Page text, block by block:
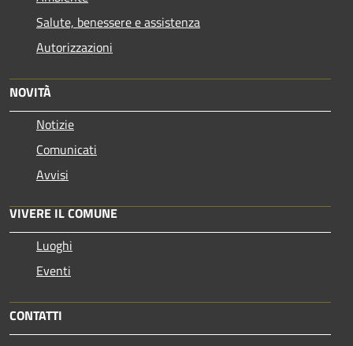
Salute, benessere e assistenza
Autorizzazioni
NOVITÀ
Notizie
Comunicati
Avvisi
VIVERE IL COMUNE
Luoghi
Eventi
CONTATTI